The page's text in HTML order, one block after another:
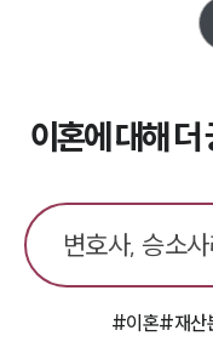
뉴
이혼에 대해 더
#이혼#재산